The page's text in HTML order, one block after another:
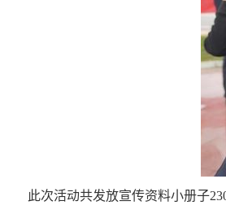
此次活动共发放宣传资料小册子